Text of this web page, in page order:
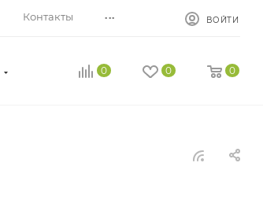
Контакты ... ВОЙТИ
0 0 0